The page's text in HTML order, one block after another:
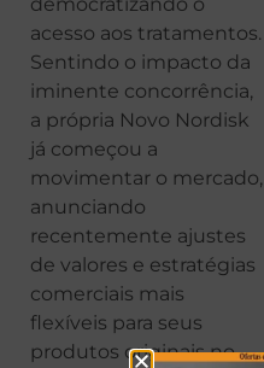
acesso aos tratamentos.
Sentindo o impacto da
iminente concorrência,
a própria Novo Nordisk
já começou a
movimentar o mercado,
anunciando
recentemente ajustes
de valores e estratégias
comerciais mais
flexíveis para seus
produtos originais no